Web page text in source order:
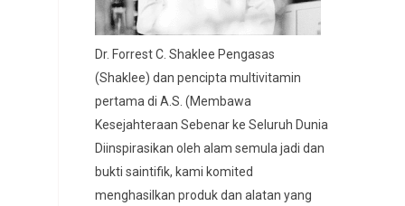
Dr. Forrest C. Shaklee Pengasas
(Shaklee) dan pencipta multivitamin
pertama di A.S. (Membawa
Kesejahteraan Sebenar ke Seluruh Dunia
Diinspirasikan oleh alam semula jadi dan
bukti saintifik, kami komited
menghasilkan produk dan alatan yang